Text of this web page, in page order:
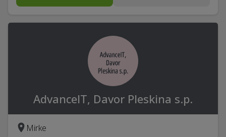
AdvanceIT, Davor Pleskina s.p.
Mirke